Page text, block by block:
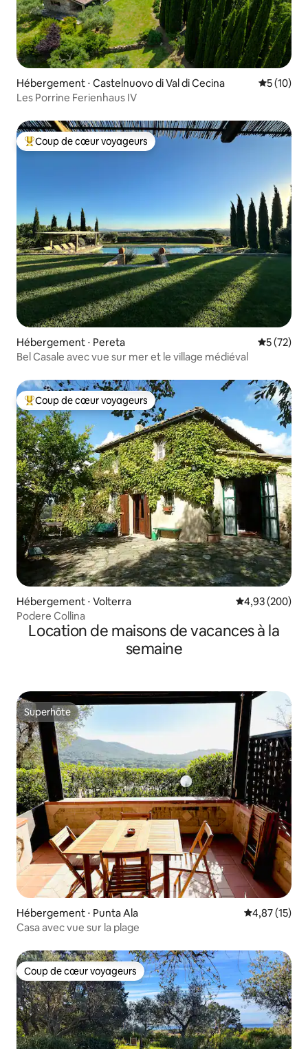
Hébergement ⋅ Castelnuovo di Val di Cecina
5 (10)
Les Porrine Ferienhaus IV
Coups de cœur voyageurs les plus appréciés
Coup de cœur voyageurs
Hébergement ⋅ Pereta
5 (72)
Bel Casale avec vue sur mer et le village médiéval
Coups de cœur voyageurs les plus appréciés
Coup de cœur voyageurs
Hébergement ⋅ Volterra Évaluation
4,93 (200)
Podere Collina
Location de maisons de vacances à la
semaine
Superhôte
Superhôte
Hébergement ⋅ Punta Ala Évaluation
4,87 (15)
Casa avec vue sur la plage
Coup de cœur voyageurs
Coup de cœur voyageurs